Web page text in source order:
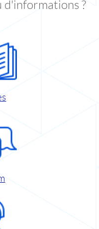
d'informations ?